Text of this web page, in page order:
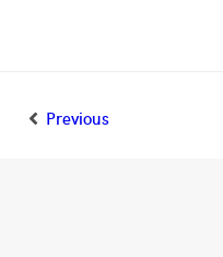
Previous